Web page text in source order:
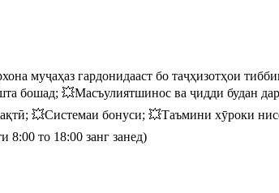
муҷаҳаз гардонидааст бо таҷҳизотҳои
бошад; 💥Масъулиятшинос ва ҷидди будан
💥Системаи бонуси; 💥Таъмини хӯроки
то 18:00 занг занед)